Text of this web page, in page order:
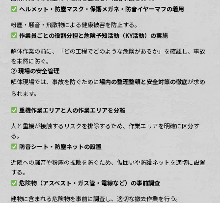
ヘルメット・防塵マスク・保護メガネ・防音イヤーマフの着用
粉塵・騒音・飛散物による健康被害を防止する。
作業員ごとの役割分担と危険予知活動（KY活動）の実施
解体作業の前に、「どの工程でどのような危険があるか」を確認し、事故
を未然に防ぐ。
② 現場の安全管理
解体現場では、事故を防ぐために場内の整理整頓と安全対策の徹底が求め
られます。
重機作業エリアと人の作業エリアを分離
人と重機が接触するリスクを排除するため、作業エリアを明確に区分す
る。
防音シート・防塵ネットの設置
近隣への騒音や粉塵の拡散を防ぐため、仮囲いや防護ネットを適切に設置
する。
危険物（アスベスト・ガス管・電線など）の事前調査
建物に含まれる危険物を事前に調査し、適切な撤去作業を行う。